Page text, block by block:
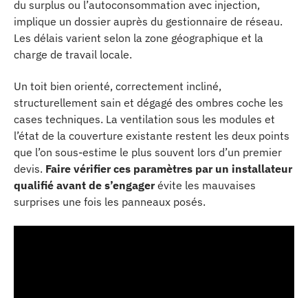
du surplus ou l’autoconsommation avec injection,
implique un dossier auprès du gestionnaire de réseau.
Les délais varient selon la zone géographique et la
charge de travail locale.
Un toit bien orienté, correctement incliné,
structurellement sain et dégagé des ombres coche les
cases techniques. La ventilation sous les modules et
l’état de la couverture existante restent les deux points
que l’on sous-estime le plus souvent lors d’un premier
devis. Faire vérifier ces paramètres par un installateur
qualifié avant de s’engagerévite les mauvaises
surprises une fois les panneaux posés.